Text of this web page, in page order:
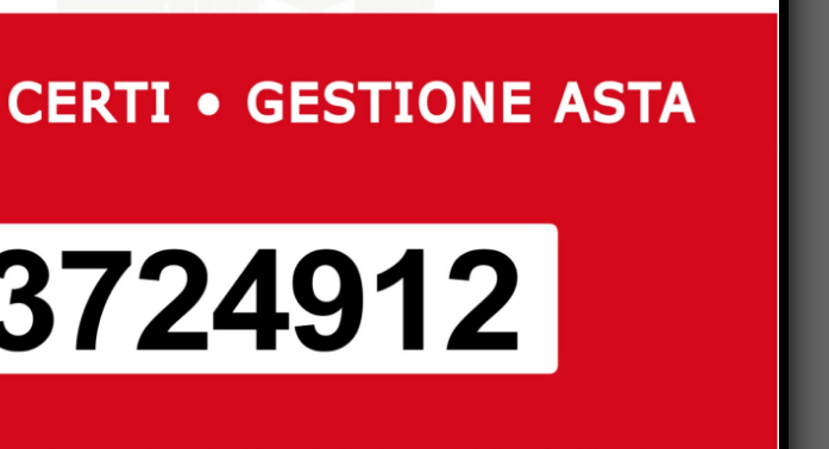
fino a 18 mila euro.
preventivamente la
una parte vengono segnalati
di utilizzare gli stessi
nei giorni scorsi, non
Popular
La Storia, quando una